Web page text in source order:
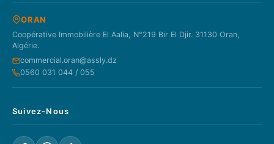
ORAN
Coopérative Immobilière El Aalia, N°219 Bir El Djir. 31130 Oran,
Algérie.
commercial.oran@assly.dz
0560 031 044 / 055
Suivez-Nous